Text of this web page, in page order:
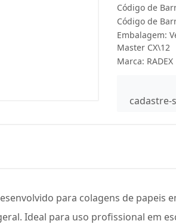
Código de
Código de
Embalagem:
Master CX\12
Marca: RADEX
cadastre-
para colagens de papeis
Ideal para uso profissional em